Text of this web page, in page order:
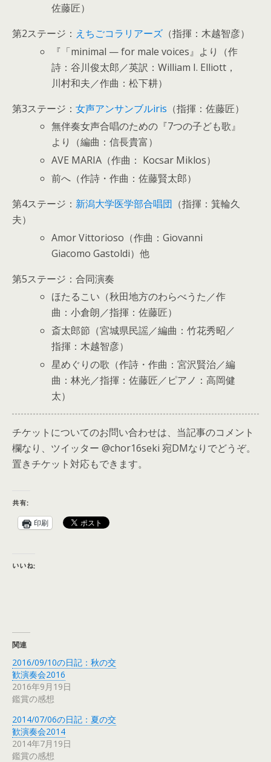
佐藤匠）
第2ステージ： えちごコラリアーズ （指揮：木越智彦）
『「minimal — for male voices』より（作
詩：谷川俊太郎／英訳：William I. Elliott，
川村和夫／作曲：松下耕）
第3ステージ： 女声アンサンブルiris （指揮：佐藤匠）
無伴奏女声合唱のための『7つの子ども歌』
より（編曲：信長貴富）
AVE MARIA（作曲： Kocsar Miklos）
前へ（作詩・作曲：佐藤賢太郎）
第4ステージ： 新潟大学医学部合唱団 （指揮：箕輪久
夫）
Amor Vittorioso（作曲：Giovanni
Giacomo Gastoldi）他
第5ステージ：合同演奏
ほたるこい（秋田地方のわらべうた／作
曲：小倉朗／指揮：佐藤匠）
斎太郎節（宮城県民謡／編曲：竹花秀昭／
指揮：木越智彦）
星めぐりの歌（作詩・作曲：宮沢賢治／編
曲：林光／指揮：佐藤匠／ピアノ：高岡健
太）
チケットについてのお問い合わせは、当記事のコメント
欄なり、ツイッター @chor16seki 宛DMなりでどうぞ。
置きチケット対応もできます。
共有:
印刷
いいね:
関連
2016/09/10の日記：秋の交
歓演奏会2016
2016年9月19日
鑑賞の感想
2014/07/06の日記：夏の交
歓演奏会2014
2014年7月19日
鑑賞の感想